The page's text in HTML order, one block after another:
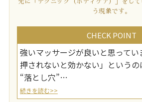
先に「テクニック（ボディケア）」をし
う現象です。
CHECK POINT
強いマッサージが良いと思ってい
押されないと効かない」という
“落とし穴”…
続きを読む>>